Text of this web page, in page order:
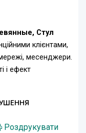
Стул
клієнтами,
месенджери.
і ефект
Роздрукувати